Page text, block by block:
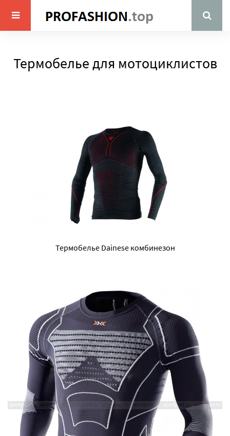
Термобелье для мотоциклистов
Термобелье Dainese комбинезон